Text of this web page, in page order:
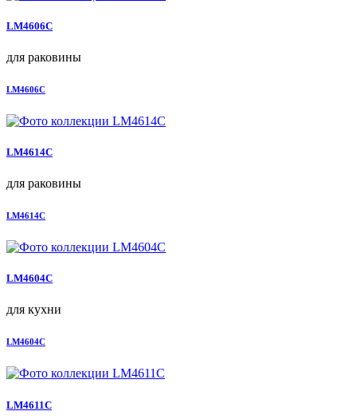
LM4606С
для раковины
LM4606С
LM4614С
для раковины
LM4614С
LM4604C
для кухни
LM4604C
LM4611C